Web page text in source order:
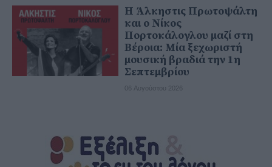
Η Άλκηστις Πρωτοψάλτη
και ο Νίκος
Πορτοκάλογλου μαζί στη
Βέροια: Μία ξεχωριστή
μουσική βραδιά την 1η
Σεπτεμβρίου
06 Αυγούστου 2026